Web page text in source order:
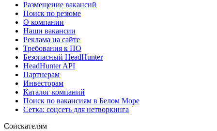
Размещение вакансий
Поиск по резюме
О компании
Наши вакансии
Реклама на сайте
Требования к ПО
Безопасный HeadHunter
HeadHunter API
Партнерам
Инвесторам
Каталог компаний
Поиск по вакансиям в Белом Море
Сетка: соцсеть для нетворкинга
Соискателям